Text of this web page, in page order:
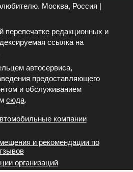
Москва, Россия |
перепечатке редакционных и
ссылка на
автосервиса,
предоставляющего
и обслуживанием
сюда.
компании
организаций